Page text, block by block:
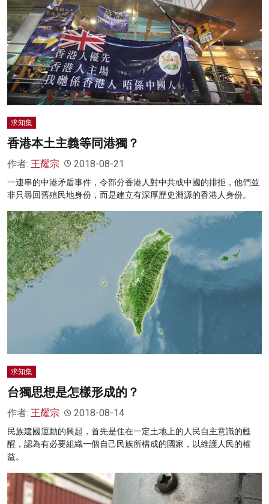
求知集
香港本土主義等同港獨？
作者: 王耀宗 2018-08-21
一連串的中港矛盾事件，令部分香港人對中共或中國的排拒，他們並
非只尋回舊殖民地身份，而是建立有深厚歷史淵源的香港人身份。
求知集
台獨思想是怎樣形成的？
作者: 王耀宗 2018-08-14
民族建國運動的興起，首先是住在一定土地上的人民自主意識的甦
醒，認為有必要組織一個自己民族所構成的國家，以維護人民的權
益。